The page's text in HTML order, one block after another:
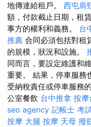
地傳達給租戶。 西屯肩
額，付款截止日期，租
事方的權利和義務。 台
推薦 合同必須包括對租
的規模，狀況和設施。
同而言，要設定維護和
重要。 結果，停車服務
受納稅責任或停車服務
公室餐飲 台中推拿 按摩
seo agency 記帳士 考
按摩 大腿 按摩 天母 撥